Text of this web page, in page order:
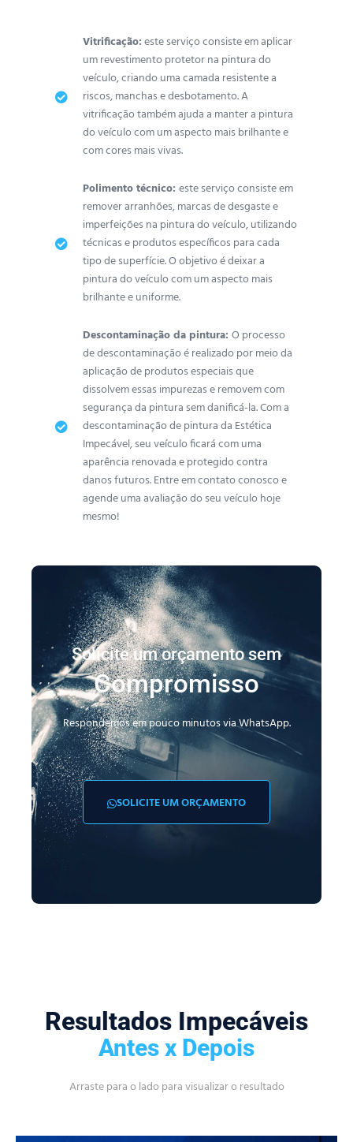
Vitrificação:este serviço consiste em aplicar
um revestimento protetor na pintura do
veículo, criando uma camada resistente a
riscos, manchas e desbotamento. A
vitrificação também ajuda a manter a pintura
do veículo com um aspecto mais brilhante e
com cores mais vivas.
Polimento técnico: este serviço consiste em
remover arranhões, marcas de desgaste e
imperfeições na pintura do veículo, utilizando
técnicas e produtos específicos para cada
tipo de superfície. O objetivo é deixar a
pintura do veículo com um aspecto mais
brilhante e uniforme.
Descontaminação da pintura: O processo
de descontaminação é realizado por meio da
aplicação de produtos especiais que
dissolvem essas impurezas e removem com
segurança da pintura sem danificá-la. Com a
descontaminação de pintura da Estética
Impecável, seu veículo ficará com uma
aparência renovada e protegido contra
danos futuros. Entre em contato conosco e
agende uma avaliação do seu veículo hoje
mesmo!
Solicite um orçamento sem
Compromisso
Respondemos em pouco minutos via WhatsApp.
SOLICITE UM ORÇAMENTO
Resultados Impecáveis
Antes x Depois
Arraste para o lado para visualizar o resultado